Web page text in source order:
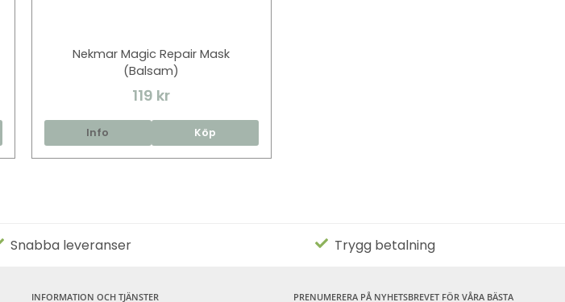
Nekmar Magic Repair Mask
(Balsam)
119 kr
Info Köp
Snabba leveranser Trygg betalning
INFORMATION OCH TJÄNSTER PRENUMERERA PÅ NYHETSBREVET FÖR VÅRA BÄSTA